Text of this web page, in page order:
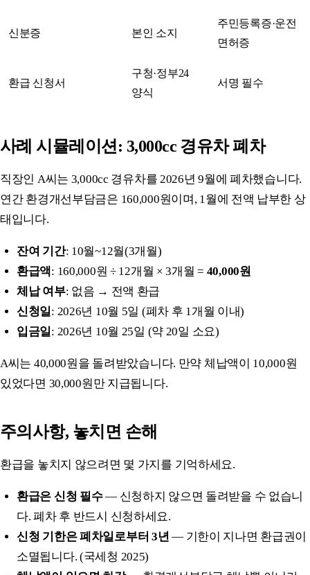
신분증 본인 소지
주민등록증·운전
면허증
환급 신청서
구청·정부24
양식
서명 필수
사례 시뮬레이션: 3,000cc 경유차 폐차
직장인 A씨는 3,000cc 경유차를 2026년 9월에 폐차했습니다.
연간 환경개선부담금은 160,000원이며, 1월에 전액 납부한 상
태입니다.
잔여 기간: 10월~12월(3개월)
환급액: 160,000원 ÷ 12개월 × 3개월 = 40,000원
체납 여부: 없음 → 전액 환급
신청일 : 2026년 10월 5일 (폐차 후 1개월 이내)
입금일 : 2026년 10월 25일 (약 20일 소요)
A씨는 40,000원을 돌려받았습니다. 만약 체납액이 10,000원
있었다면 30,000원만 지급됩니다.
주의사항, 놓치면 손해
환급을 놓치지 않으려면 몇 가지를 기억하세요.
환급은 신청 필수— 신청하지 않으면 돌려받을 수 없습니
다. 폐차 후 반드시 신청하세요.
신청 기한은 폐차일로부터 3년 — 기한이 지나면 환급권이
소멸됩니다. (국세청 2025)